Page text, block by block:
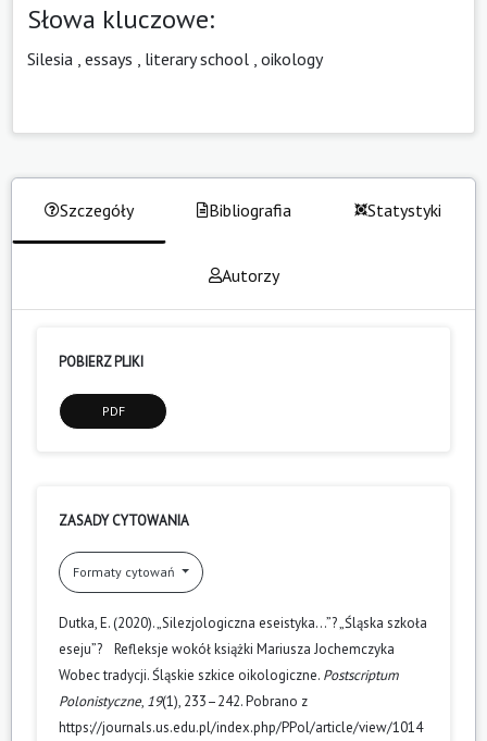
Słowa kluczowe:
Silesia essays literary school oikology
Szczegóły Bibliografia Statystyki
Autorzy
POBIERZ PLIKI
PDF
ZASADY CYTOWANIA
Formaty cytowań
Dutka, E. (2020). „Silezjologiczna eseistyka…”? „Śląska szkoła
eseju”? Refleksje wokół książki Mariusza Jochemczyka
Wobec tradycji. Śląskie szkice oikologiczne. Postscriptum
Polonistyczne, 19(1), 233–242. Pobrano z
https://journals.us.edu.pl/index.php/PPol/article/view/1014